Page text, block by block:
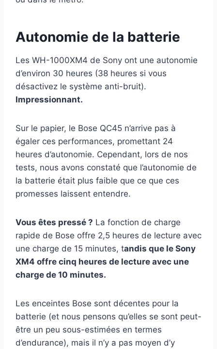
Autonomie de la batterie
Les WH-1000XM4 de Sony ont une autonomie
d’environ 30 heures (38 heures si vous
désactivez le système anti-bruit).
Impressionnant.
Sur le papier, le Bose QC45 n’arrive pas à
égaler ces performances, promettant 24
heures d’autonomie. Cependant, lors de nos
tests, nous avons constaté que l’autonomie de
la batterie était plus faible que ce que ces
promesses laissent entendre.
Vous êtes pressé ? La fonction de charge
rapide de Bose offre 2,5 heures de lecture avec
une charge de 15 minutes, tandis que le Sony
XM4 offre cinq heures de lecture avec une
charge de 10 minutes.
Les enceintes Bose sont décentes pour la
batterie (et nous pensons qu’elles se sont peut-
être un peu sous-estimées en termes
d’endurance), mais il n’y a pas moyen d’y